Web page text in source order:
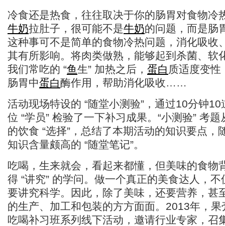
冷食还是热食，往往取决于你的肠胃对食物冷
牛奶拉肚子，很可能不是牛奶的问题，而是肠
这种事可不是简单的食物冷热问题，消化吸收
其有所影响。将肉类做熟，能够起到杀菌、软
我们常吃的 “鱼生” 加热之后， 蛋白 质适度变
肠胃中蛋白酶作用，帮助消化吸收……
活动现场特设的 “随堂小测验”，通过10分钟
位 “学员” 检验了一下补习成果。“小测验” 考
的饮食 “选择”，总结了本期活动的知识要点，
知识含量颇高的 “随堂笔记”。
吃喝，生来就会，看起来都懂，但美味的食物
得 “讲究” 的学问。做一个真正的美食达人，
要讲究科学。因此，除了美味，还要营养，甚
的生产、加工和包装的方方面面。2013年，果
吃喝补习班系列线下活动，邀请行业专家，召